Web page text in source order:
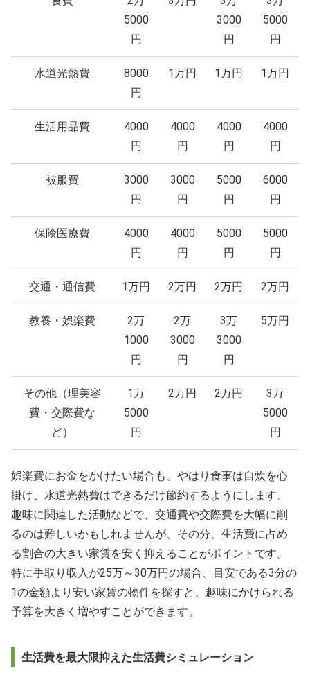
5000
円
3000
円
5000
円
水道光熱費
8000
円
1万円 1万円 1万円
生活用品費
4000
円
4000
円
4000
円
4000
円
被服費
3000
円
3000
円
5000
円
6000
円
保険医療費
4000
円
4000
円
5000
円
5000
円
交通・通信費 1万円 2万円 2万円 2万円
教養・娯楽費
2万
1000
円
2万
3000
円
3万
3000
円
5万円
その他（理美容
費・交際費な
ど）
1万
5000
円
2万円 2万円
3万
5000
円
娯楽費にお金をかけたい場合も、やはり食事は自炊を心
掛け、水道光熱費はできるだけ節約するようにします。
趣味に関連した活動などで、交通費や交際費を大幅に削
るのは難しいかもしれませんが、その分、生活費に占め
る割合の大きい家賃を安く抑えることがポイントです。
特に手取り収入が25万～30万円の場合、目安である3分の
1の金額より安い家賃の物件を探すと、趣味にかけられる
予算を大きく増やすことができます。
生活費を最大限抑えた生活費シミュレーション